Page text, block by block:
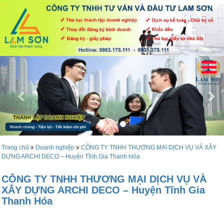
Trang chủ Doanh nghiệp
CÔNG TY TNHH THƯƠNG MẠI DỊCH VỤ VÀ XÂY
DỰNG ARCHI DECO – Huyện Tĩnh Gia Thanh Hóa
CÔNG TY TNHH THƯƠNG MẠI DỊCH VỤ VÀ
XÂY DỰNG ARCHI DECO – Huyện Tĩnh Gia
Thanh Hóa